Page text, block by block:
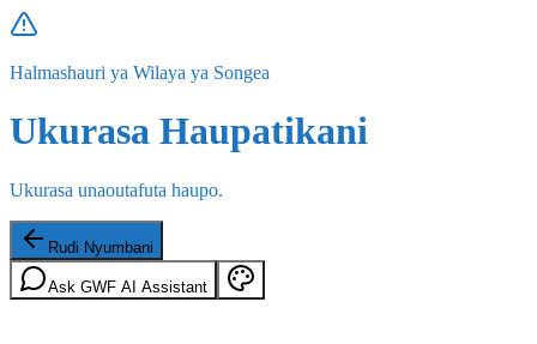
Halmashauri ya Wilaya ya Songea
Ukurasa Haupatikani
Ukurasa unaoutafuta haupo.
Rudi Nyumbani
Ask GWF AI Assistant